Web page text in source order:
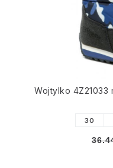
Wojtylko 4Z21033
30